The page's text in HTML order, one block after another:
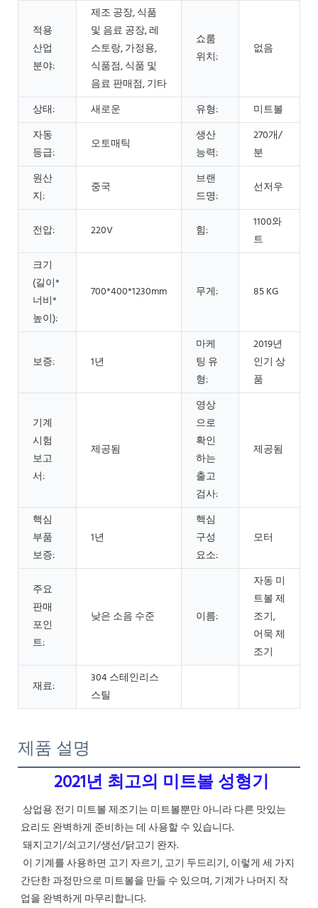
적용
산업
분야:
제조 공장, 식품
및 음료 공장, 레
스토랑, 가정용,
식품점, 식품 및
음료 판매점, 기타
쇼룸
위치:
없음
상태: 새로운 유형:
미트볼
자동
등급:
오토매틱
생산
능력:
270개/
분
원산
지:
중국
브랜
드명:
선저우
전압: 220V 힘:
1100와
트
크기
(길이*
너비*
높이):
700*400*1230mm 무게: 85 KG
보증: 1년
마케
팅 유
형:
2019년
인기 상
품
기계
시험
보고
서:
제공됨
영상
으로
확인
하는
출고
검사:
제공됨
핵심
부품
보증:
1년
핵심
구성
요소:
모터
주요
판매
포인
트:
낮은 소음 수준 이름:
자동 미
트볼 제
조기,
어묵 제
조기
재료:
304 스테인리스
스틸
제품 설명
2021년 최고의 미트볼 성형기
상업용 전기 미트볼 제조기는 미트볼뿐만 아니라 다른 맛있는
요리도 완벽하게 준비하는 데 사용할 수 있습니다.
돼지고기/쇠고기/생선/닭고기 완자.
이 기계를 사용하면 고기 자르기, 고기 두드리기, 이렇게 세 가지
간단한 과정만으로 미트볼을 만들 수 있으며, 기계가 나머지 작
업을 완벽하게 마무리합니다.